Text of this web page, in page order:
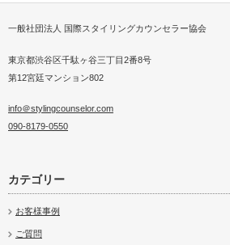
2018春夏トレンドメイク 親子2代ベストドレッ
一般社団法人 国際スタイリングカウンセラー協会
東京都渋谷区千駄ヶ谷三丁目2番8号
第12宮廷マンション802
info＠stylingcounselor.com
090-8179-0550
カテゴリー
お客様事例
ご質問